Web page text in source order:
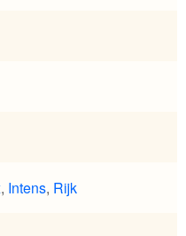
, Intens, Rijk